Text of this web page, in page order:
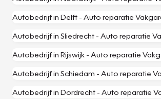
Autobedrijf in Delft - Auto reparatie
Autobedrijf in Sliedrecht - Auto reparatie
Autobedrijf in Rijswijk - Auto reparatie
Autobedrijf in Schiedam - Auto reparatie
Autobedrijf in Dordrecht - Auto reparatie